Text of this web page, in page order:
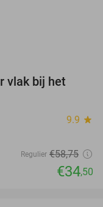
vlak bij het
9.9 star
Regulier €58,75
€34,50